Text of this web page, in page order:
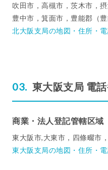
吹田市，高槻市，茨木市，
豊中市，箕面市，豊能郡（豊
北大阪支局の地図・住所・
東大阪支局 電
商業・法人登記管轄区域
東大阪市,大東市，四條畷市
東大阪支局の地図・住所・